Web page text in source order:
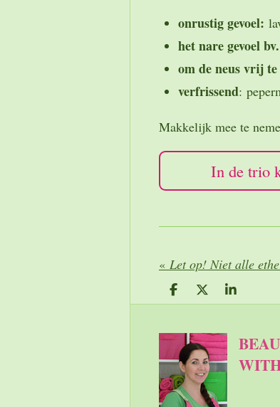
onrustig gevoel:
het nare gevoel
om de neus vrij
verfrissend:
Makkelijk mee te
In de trio
« Let op! Niet alle
D
e
e
n
D
e
l
S
h